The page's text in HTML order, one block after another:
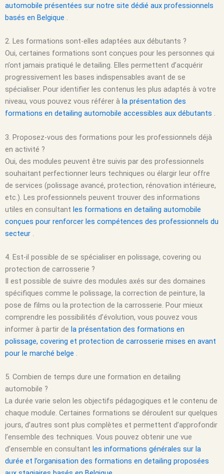
automobile présentées sur notre site dédié aux professionnels
basés en Belgique .
2. Les formations sont-elles adaptées aux débutants ?
Oui, certaines formations sont conçues pour les personnes qui
n’ont jamais pratiqué le detailing. Elles permettent d’acquérir
progressivement les bases indispensables avant de se
spécialiser. Pour identifier les contenus les plus adaptés à votre
niveau, vous pouvez vous référer à la présentation des
formations en detailing automobile accessibles aux débutants .
3. Proposez-vous des formations pour les professionnels déjà
en activité ?
Oui, des modules peuvent être suivis par des professionnels
souhaitant perfectionner leurs techniques ou élargir leur offre
de services (polissage avancé, protection, rénovation intérieure,
etc.). Les professionnels peuvent trouver des informations
utiles en consultant les formations en detailing automobile
conçues pour renforcer les compétences des professionnels du
secteur .
4. Est-il possible de se spécialiser en polissage, covering ou
protection de carrosserie ?
Il est possible de suivre des modules axés sur des domaines
spécifiques comme le polissage, la correction de peinture, la
pose de films ou la protection de la carrosserie. Pour mieux
comprendre les possibilités d’évolution, vous pouvez vous
informer à partir de la présentation des formations en
polissage, covering et protection de carrosserie mises en avant
pour le marché belge .
5. Combien de temps dure une formation en detailing
automobile ?
La durée varie selon les objectifs pédagogiques et le contenu de
chaque module. Certaines formations se déroulent sur quelques
jours, d’autres sont plus complètes et permettent d’approfondir
l’ensemble des techniques. Vous pouvez obtenir une vue
d’ensemble en consultant les informations générales sur la
durée et l’organisation des formations en detailing proposées